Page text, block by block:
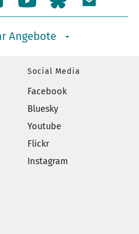
Angebote
Social Media
Facebook
Bluesky
Youtube
Flickr
Instagram